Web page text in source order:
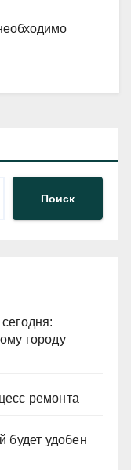
Поиск
городу
ремонта
будет удобен